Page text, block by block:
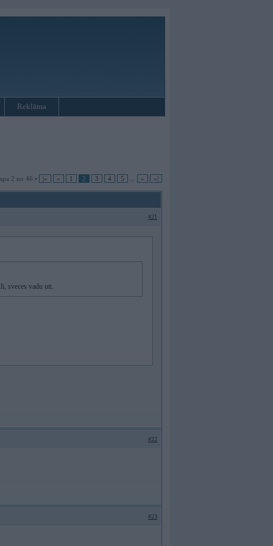
Reklāma
2 no 46 • |« « 1 2 3 4 5 » »|
#21
sveces vadu utt.
#22
#23